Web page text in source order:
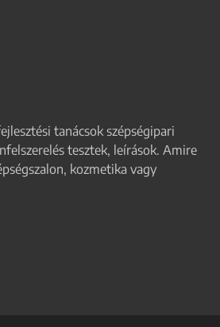
tanácsok szépségipari
tesztek, leírások. Amire
kozmetika vagy